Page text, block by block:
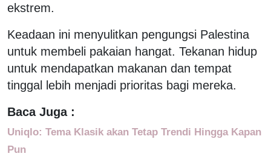
ekstrem.
Keadaan ini menyulitkan pengungsi Palestina
untuk membeli pakaian hangat. Tekanan hidup
untuk mendapatkan makanan dan tempat
tinggal lebih menjadi prioritas bagi mereka.
Baca Juga :
Uniqlo: Tema Klasik akan Tetap Trendi Hingga Kapan
Pun